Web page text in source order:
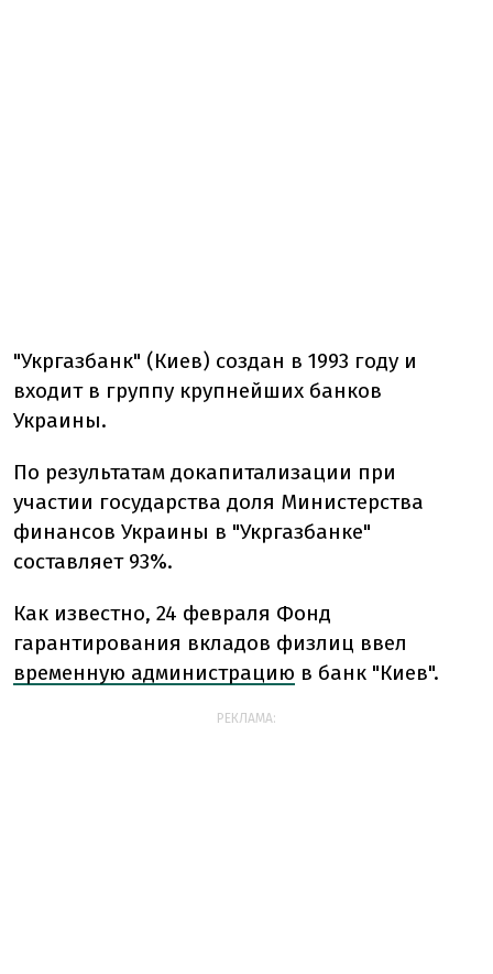
"Укргазбанк" (Киев) создан в 1993 году и
входит в группу крупнейших банков
Украины.
По результатам докапитализации при
участии государства доля Министерства
финансов Украины в "Укргазбанке"
составляет 93%.
Как известно, 24 февраля Фонд
гарантирования вкладов физлиц ввел
временную администрацию в банк "Киев".
РЕКЛАМА: